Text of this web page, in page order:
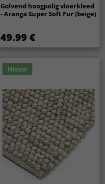
Golvend hoogpolig vloerkleed
- Aranga Super Soft Fur (beige)
49.99 €
Nieuw